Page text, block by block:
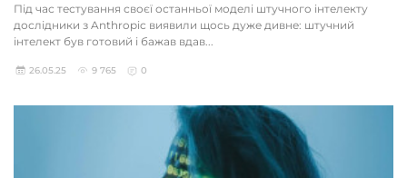
Під час тестування своєї останньої моделі штучного інтелекту
дослідники з Anthropic виявили щось дуже дивне: штучний
інтелект був готовий і бажав вдав...
26.05.25 9 765 0